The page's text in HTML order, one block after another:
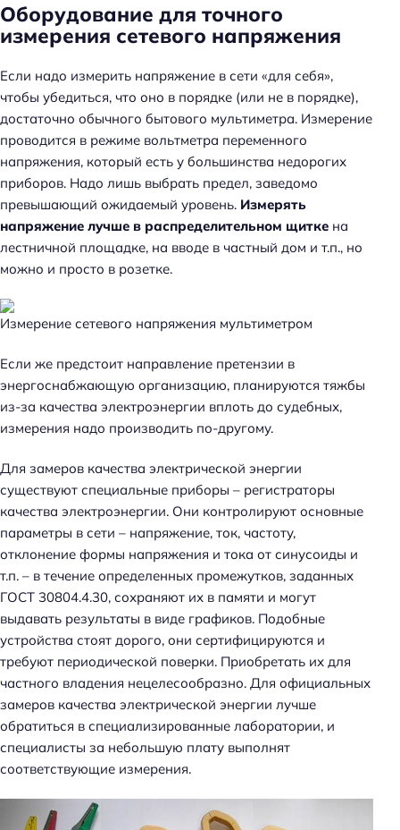
Оборудование для точного
измерения сетевого напряжения
Если надо измерить напряжение в сети «для себя»,
чтобы убедиться, что оно в порядке (или не в порядке),
достаточно обычного бытового мультиметра. Измерение
проводится в режиме вольтметра переменного
напряжения, который есть у большинства недорогих
приборов. Надо лишь выбрать предел, заведомо
превышающий ожидаемый уровень. Измерять
напряжение лучше в распределительном щитке на
лестничной площадке, на вводе в частный дом и т.п., но
можно и просто в розетке.
Измерение сетевого напряжения мультиметром
Если же предстоит направление претензии в
энергоснабжающую организацию, планируются тяжбы
из-за качества электроэнергии вплоть до судебных,
измерения надо производить по-другому.
Для замеров качества электрической энергии
существуют специальные приборы – регистраторы
качества электроэнергии. Они контролируют основные
параметры в сети – напряжение, ток, частоту,
отклонение формы напряжения и тока от синусоиды и
т.п. – в течение определенных промежутков, заданных
ГОСТ 30804.4.30, сохраняют их в памяти и могут
выдавать результаты в виде графиков. Подобные
устройства стоят дорого, они сертифицируются и
требуют периодической поверки. Приобретать их для
частного владения нецелесообразно. Для официальных
замеров качества электрической энергии лучше
обратиться в специализированные лаборатории, и
специалисты за небольшую плату выполнят
соответствующие измерения.
Н
а
й
т